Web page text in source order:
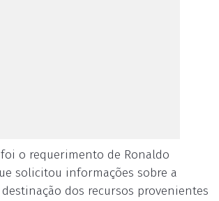
o requerimento de Ronaldo
solicitou informações sobre a
destinação dos recursos provenientes